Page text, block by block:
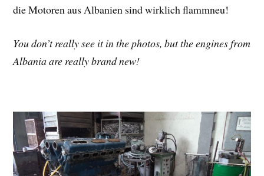
die Motoren aus Albanien sind wirklich flammneu!
You don’t really see it in the photos, but the engines from
Albania are really brand new!